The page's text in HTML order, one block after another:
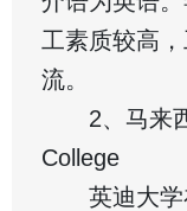
工素质较高
流。
2、马来西
College
英迪大学